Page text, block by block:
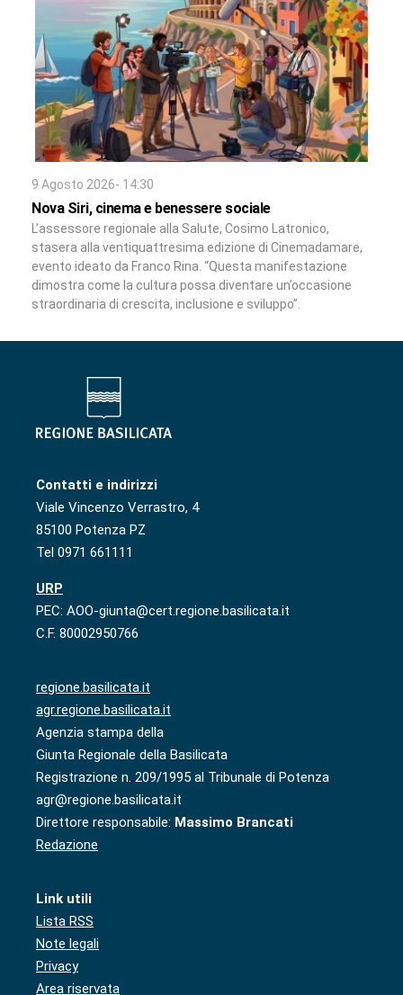
9 Agosto 2026- 14:30
Nova Siri, cinema e benessere sociale
L’assessore regionale alla Salute, Cosimo Latronico,
stasera alla ventiquattresima edizione di Cinemadamare,
evento ideato da Franco Rina. “Questa manifestazione
dimostra come la cultura possa diventare un’occasione
straordinaria di crescita, inclusione e sviluppo”.
Contatti e indirizzi
Viale Vincenzo Verrastro, 4
85100 Potenza PZ
Tel 0971 661111
URP
PEC: AOO-giunta@cert.regione.basilicata.it
C.F. 80002950766
regione.basilicata.it
agr.regione.basilicata.it
Agenzia stampa della
Giunta Regionale della Basilicata
Registrazione n. 209/1995 al Tribunale di Potenza
agr@regione.basilicata.it
Direttore responsabile: Massimo Brancati
Redazione
Link utili
Lista RSS
Note legali
Privacy
Area riservata